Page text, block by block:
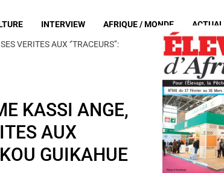
INTERVIEW AFRIQUE / MONDE
VERITES AUX ‘’TRACEURS’’:
KASSI ANGE,
AUX
GUIKAHUE